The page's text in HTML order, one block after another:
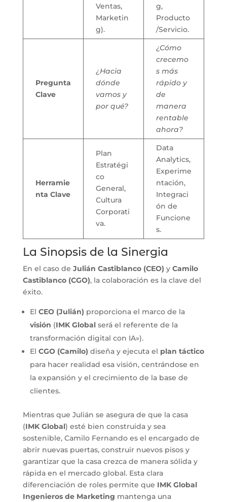
Ventas,
Marketin
g).
g,
Producto
/Servicio.
Pregunta
Clave
¿Hacia
dónde
vamos y
por qué?
¿Cómo
crecemo
s más
rápido y
de
manera
rentable
ahora?
Herramie
nta Clave
Plan
Estratégi
co
General,
Cultura
Corporati
va.
Data
Analytics,
Experime
ntación,
Integraci
ón de
Funcione
s.
La Sinopsis de la Sinergia
En el caso de Julián Castiblanco (CEO) y Camilo
Castiblanco (CGO), la colaboración es la clave del
éxito.
El CEO (Julián) proporciona el marco de la
visión (IMK Globalserá el referente de la
transformación digital con IA»).
El CGO (Camilo) diseña y ejecuta el plan táctico
para hacer realidad esa visión, centrándose en
la expansión y el crecimiento de la base de
clientes.
Mientras que Julián se asegura de que la casa
(IMK Global) esté bien construida y sea
sostenible, Camilo Fernando es el encargado de
abrir nuevas puertas, construir nuevos pisos y
garantizar que la casa crezca de manera sólida y
rápida en el mercado global. Esta clara
diferenciación de roles permite que IMK Global
Ingenieros de Marketing mantenga una